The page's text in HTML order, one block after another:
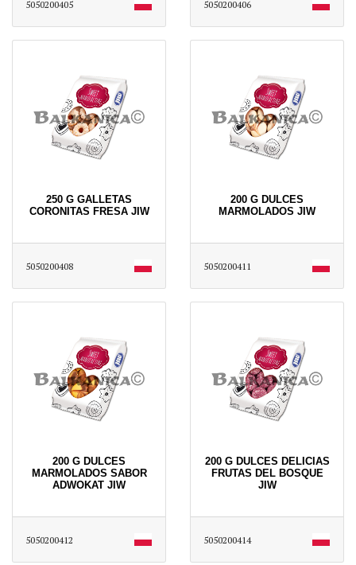
5050200405 5050200406
250 G GALLETAS
CORONITAS FRESA JIW
5050200408
200 G DULCES
MARMOLADOS JIW
5050200411
200 G DULCES
MARMOLADOS SABOR
ADWOKAT JIW
5050200412
200 G DULCES DELICIAS
FRUTAS DEL BOSQUE
JIW
5050200414